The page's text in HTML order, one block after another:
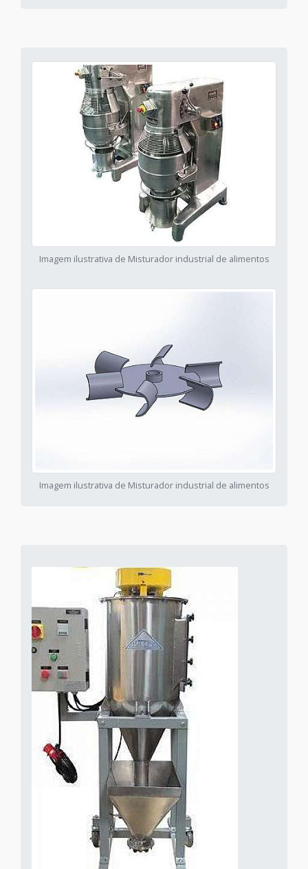
Imagem ilustrativa de Misturador industrial de alimentos
Imagem ilustrativa de Misturador industrial de alimentos